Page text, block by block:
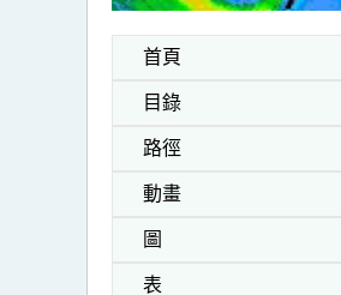
首頁
目錄
路徑
動畫
圖
表